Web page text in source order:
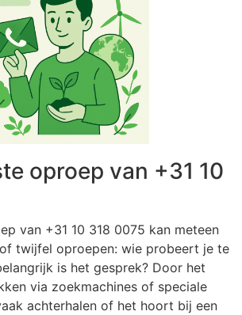
oproep van +31 10
van +31 10 318 0075 kan meteen
twijfel oproepen: wie probeert je te
is het gesprek? Door het
via zoekmachines of speciale
achterhalen of het hoort bij een